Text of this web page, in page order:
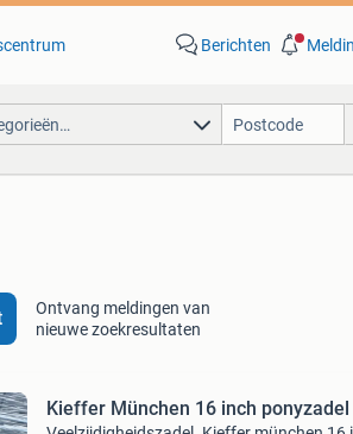
Berichten
Ontvang meldingen van
nieuwe zoekresultaten
Kieffer München 16 inch ponyzadel